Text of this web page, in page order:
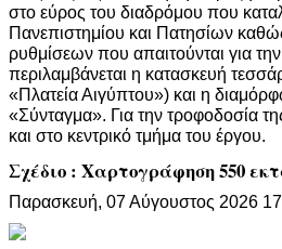
στο εύρος του διαδρόμου που
Πανεπιστημίου και Πατησίων
ρυθμίσεων που απαιτούνται για
περιλαμβάνεται η κατασκευή
«Πλατεία Αιγύπτου») και η
«Σύνταγμα». Για την τροφοδοσία
και στο κεντρικό τμήμα του έργου.
Σχέδιο : Χαρτογράφηση 550
Παρασκευή, 07 Αύγουστος 2026